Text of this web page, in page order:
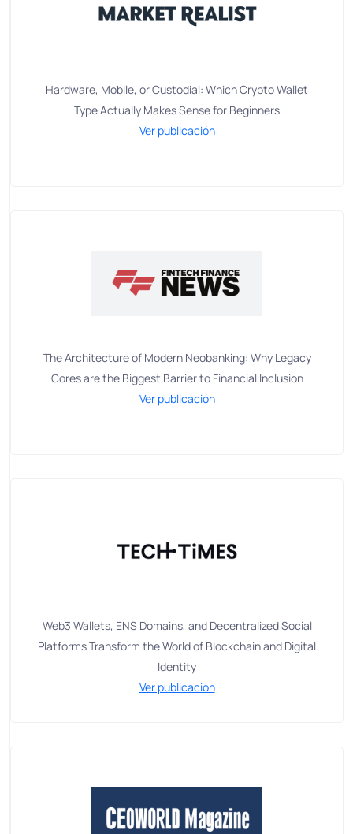
Hardware, Mobile, or Custodial: Which Crypto Wallet
Type Actually Makes Sense for Beginners
Ver publicación
The Architecture of Modern Neobanking: Why Legacy
Cores are the Biggest Barrier to Financial Inclusion
Ver publicación
Web3 Wallets, ENS Domains, and Decentralized Social
Platforms Transform the World of Blockchain and Digital
Identity
Ver publicación